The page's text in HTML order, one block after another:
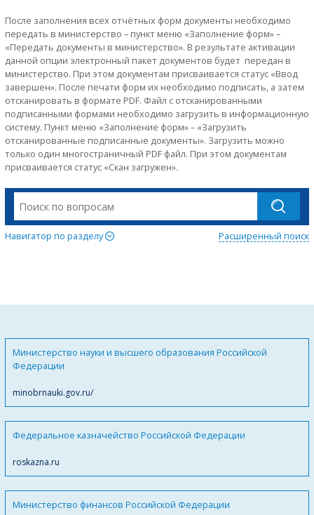
После заполнения всех отчётных форм документы необходимо
передать в министерство – пункт меню «Заполнение форм» –
«Передать документы в министерство». В результате активации
данной опции электронный пакет документов будет передан в
министерство. При этом документам присваивается статус «Ввод
завершен». После печати форм их необходимо подписать, а затем
отсканировать в формате PDF. Файл с отсканированными
подписанными формами необходимо загрузить в информационную
систему. Пункт меню «Заполнение форм» – «Загрузить
отсканированные подписанные документы». Загрузить можно
только один многостраничный PDF файл. При этом документам
присваивается статус «Скан загружен».
Навигатор по разделу Расширенный поиск
Министерство науки и высшего образования Российской
Федерации
minobrnauki.gov.ru/
Федеральное казначейство Российской Федерации
roskazna.ru
Министерство финансов Российской Федерации